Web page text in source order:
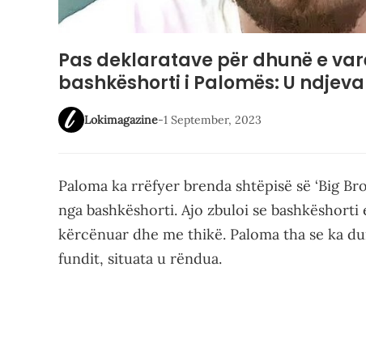
Pas deklaratave për dhunë e
bashkëshorti i Palomës: U
Lokimagazine-1 September, 2023
Paloma ka rrëfyer brenda shtëpisë së ‘Big
nga bashkëshorti. Ajo zbuloi se
kërcënuar dhe me thikë. Paloma tha se ka
fundit, situata u rëndua.